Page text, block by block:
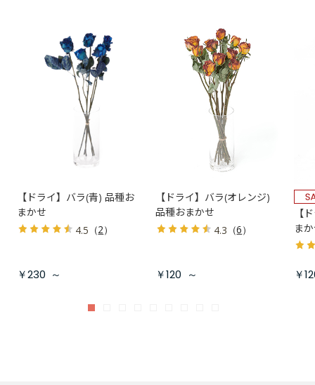
【ドライ】バラ(青) 品種お
まかせ
4.5 （2）
￥230 ～
【ドライ】バラ(オレンジ)
品種おまかせ
4.3 （6）
￥120 ～
【
ま
￥